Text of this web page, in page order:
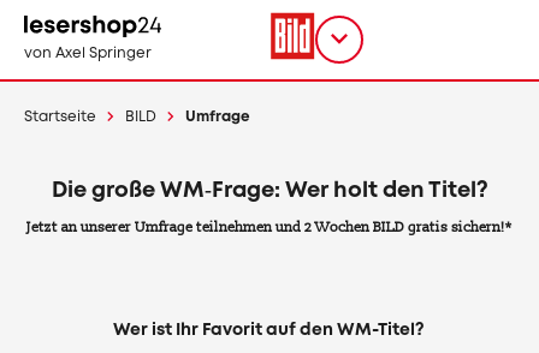
zum
Inhalt
von Axel Springer
Titel
Startseite BILD Umfrage
Die große WM‑Frage: Wer holt den Titel?
Jetzt an unserer Umfrage teilnehmen und 2 Wochen BILD gratis sichern!*
Wer ist Ihr Favorit auf den WM-Titel?